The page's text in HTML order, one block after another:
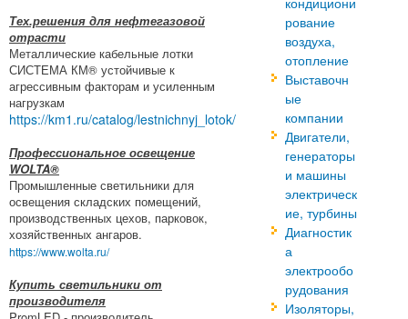
Тех.решения для нефтегазовой
отрасти
Металлические кабельные лотки
СИСТЕМА КМ® устойчивые к
агрессивным факторам и усиленным
нагрузкам
https://km1.ru/catalog/lestnichnyj_lotok/
Профессиональное освещение
WOLTA®
Промышленные светильники для
освещения складских помещений,
производственных цехов, парковок,
хозяйственных ангаров.
https://www.wolta.ru/
Купить светильники от
производителя
рование
воздуха,
отопление
Выставочн
ые
компании
Двигатели,
генераторы
и машины
электрическ
ие, турбины
Диагностик
а
электрообо
рудования
Изоляторы,